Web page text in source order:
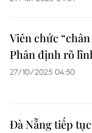
Viên chức
Phân định rõ
27/10/2025 04:50
Đà Nẵng tiếp